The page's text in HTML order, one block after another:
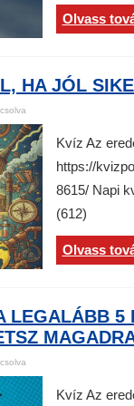
Olvass
HA JÓL
Kvíz Az
https://
8615/ Napi
(612)
Olvass
LEGALÁBB 5
Kvíz Az